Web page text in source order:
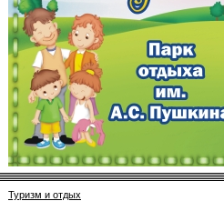
Туризм и отдых